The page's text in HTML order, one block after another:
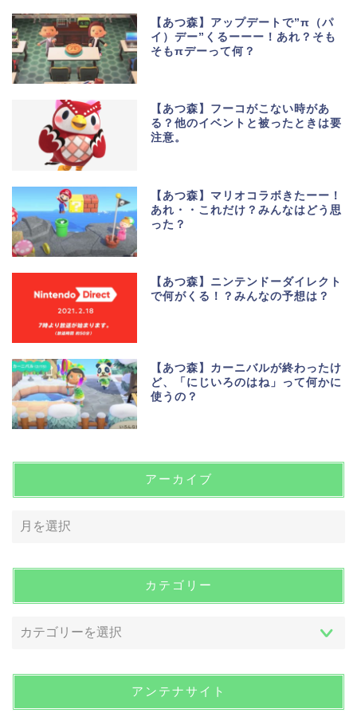
【あつ森】アップデートで”π（パ
イ）デー”くるーーー！あれ？そも
そもπデーって何？
【あつ森】フーコがこない時があ
る？他のイベントと被ったときは要
注意。
【あつ森】マリオコラボきたーー！
あれ・・これだけ？みんなはどう思
った？
【あつ森】ニンテンドーダイレクト
で何がくる！？みんなの予想は？
【あつ森】カーニバルが終わったけ
ど、「にじいろのはね」って何かに
使うの？
アーカイブ
カテゴリー
アンテナサイト